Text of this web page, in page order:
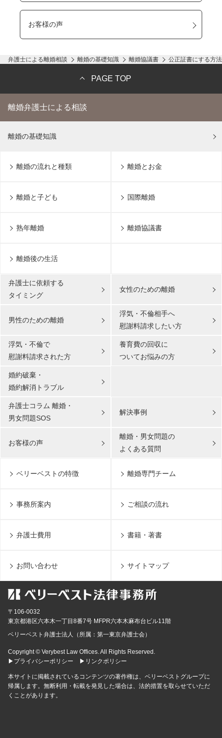
お客様の声
弁護士による離婚相談 離婚の基礎知識 離婚協議書 公正証書にする方
PAGE TOP
離婚弁護士による相談
離婚の基礎知識
離婚の流れと種類 離婚とお金
離婚と子ども 国際離婚
熟年離婚 離婚協議書
離婚後の生活
弁護士に依頼する
タイミング
女性のための離婚
男性のための離婚
浮気・不倫相手へ
慰謝料請求したい方
浮気・不倫で
慰謝料請求された方
養育費の回収に
ついてお悩みの方
婚約破棄・
婚約解消トラブル
弁護士コラム 離婚・
男女問題SOS
解決事例
お客様の声
離婚・男女問題の
よくある質問
ベリーベストの特徴 離婚専門チーム
事務所案内 ご相談の流れ
弁護士費用 書籍・著書
お問い合わせ サイトマップ
〒106-0032
東京都港区六本木一丁目8番7号 MFPR六本木麻布台ビル11階
ベリーベスト弁護士法人（所属：第一東京弁護士会）
Copyright © Verybest Law Offices. All Rights Reserved.
▶プライバシーポリシー
▶リンクポリシー
本サイトに掲載されているコンテンツの著作権は、ベリーベストグループに
帰属します。無断利用・転載を発見した場合は、法的措置を取らせていただ
くことがあります。